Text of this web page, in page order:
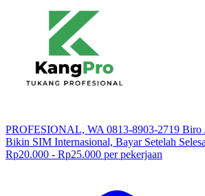
PROFESIONAL, WA 0813-8903-2719 Biro
Bikin SIM Internasional, Bayar Setelah
Rp20.000 - Rp25.000 per pekerjaan